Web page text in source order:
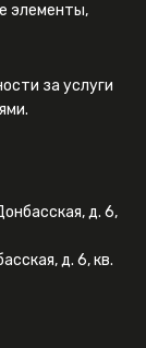
элементы,
за услуги
д. 6,
д. 6, кв.